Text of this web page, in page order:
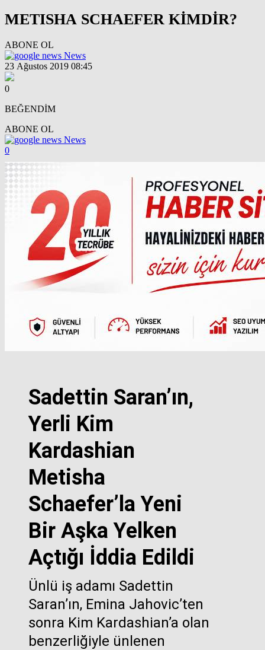
METISHA SCHAEFER KİMDİR?
ABONE OL
News
23 Ağustos 2019 08:45
0
BEĞENDİM
ABONE OL
News
0
Sadettin Saran’ın,
Yerli Kim
Kardashian
Metisha
Schaefer’la Yeni
Bir Aşka Yelken
Açtığı İddia Edildi
Ünlü iş adamı Sadettin
Saran’ın, Emina Jahovic’ten
sonra Kim Kardashian’a olan
benzerliğiyle ünlenen